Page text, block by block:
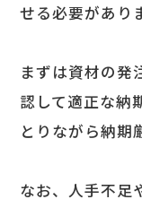
せる必要があり
まずは資材の発
認して適正な納
とりながら納期
なお、人手不足